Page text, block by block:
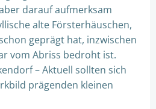
darauf aufmerksam
alte Försterhäuschen,
geprägt hat, inzwischen
vom Abriss bedroht ist.
– Aktuell sollten sich
prägenden kleinen